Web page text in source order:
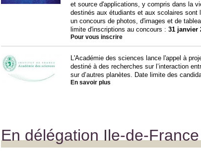
et source d'applications, y compris dans la
destinés aux étudiants et aux scolaires sont
un concours de photos, d'images et de
limite d'inscriptions au concours : 31 janvier
Pour vous inscrire
L'Académie des sciences lance l'appel à
destiné à des recherches sur l’interaction
sur d’autres planètes. Date limite des
En savoir plus
En délégation Ile-de-